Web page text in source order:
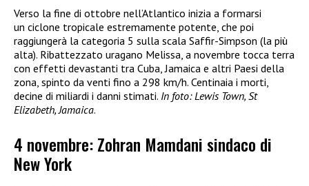
Verso la fine di ottobre nell’Atlantico inizia a formarsi
un ciclone tropicale estremamente potente, che poi
raggiungerà la categoria 5 sulla scala Saffir-Simpson (la più
alta). Ribattezzato uragano Melissa, a novembre tocca terra
con effetti devastanti tra Cuba, Jamaica e altri Paesi della
zona, spinto da venti fino a 298 km/h. Centinaia i morti,
decine di miliardi i danni stimati. In foto: Lewis Town, St
Elizabeth, Jamaica.
4 novembre: Zohran Mamdani sindaco di
New York